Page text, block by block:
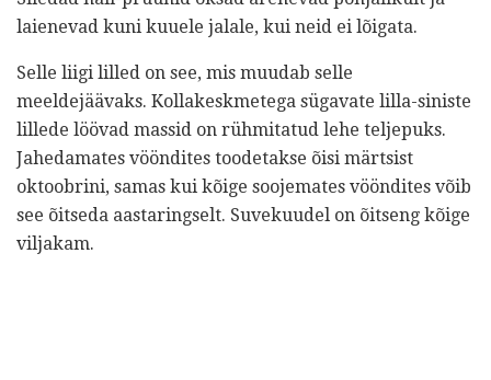
laienevad kuni kuuele jalale, kui neid ei lõigata.
Selle liigi lilled on see, mis muudab selle
meeldejäävaks. Kollakeskmetega sügavate lilla-siniste
lillede löövad massid on rühmitatud lehe teljepuks.
Jahedamates vööndites toodetakse õisi märtsist
oktoobrini, samas kui kõige soojemates vööndites võib
see õitseda aastaringselt. Suvekuudel on õitseng kõige
viljakam.